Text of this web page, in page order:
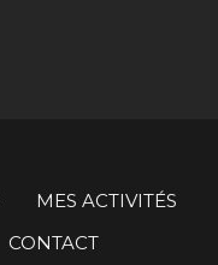
MES ACTIVITÉS
CONTACT